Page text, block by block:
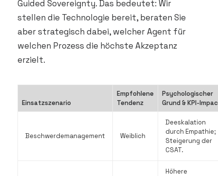
Guided Sovereignty. Das bedeutet: Wir
stellen die Technologie bereit, beraten Sie
aber strategisch dabei, welcher Agent für
welchen Prozess die höchste Akzeptanz
erzielt.
Einsatzszenario
Empfohlene
Tendenz
Psychologischer
Grund & KPI-
Beschwerdemanagement Weiblich
Deeskalation
durch Empathie;
Steigerung der
CSAT.
Höhere